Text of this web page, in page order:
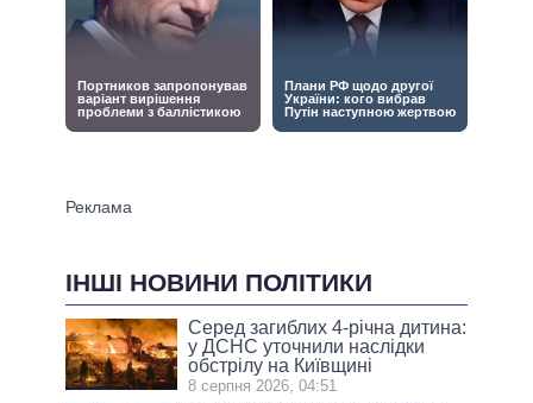
ІНШІ НОВИНИ ПОЛІТИКИ
Серед загиблих 4-річна дитина:
у ДСНС уточнили наслідки
обстрілу на Київщині
8 серпня 2026, 04:51